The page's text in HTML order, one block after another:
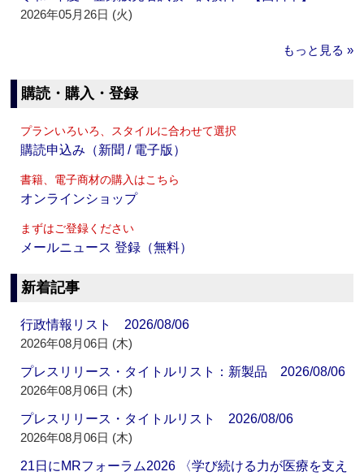
2026年05月26日 (火)
もっと見る »
購読・購入・登録
プランいろいろ、スタイルに合わせて選択
購読申込み（新聞 / 電子版）
書籍、電子商材の購入はこちら
オンラインショップ
まずはご登録ください
メールニュース 登録（無料）
新着記事
行政情報リスト 2026/08/06
2026年08月06日 (木)
プレスリリース・タイトルリスト：新製品 2026/08/06
2026年08月06日 (木)
プレスリリース・タイトルリスト 2026/08/06
2026年08月06日 (木)
21日にMRフォーラム2026 〈学び続ける力が医療を支え